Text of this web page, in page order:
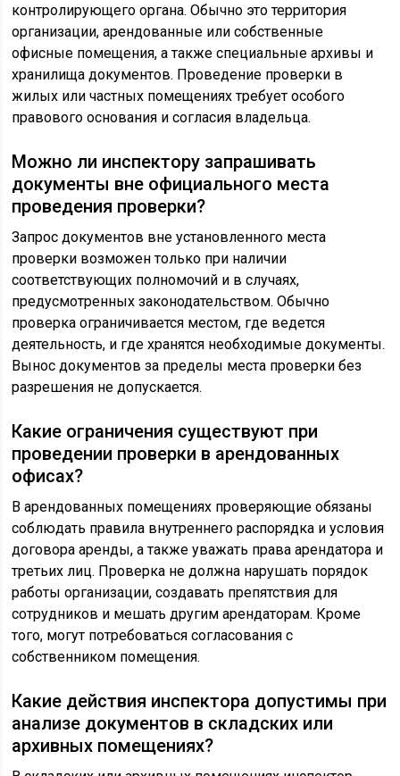
контролирующего органа. Обычно это территория
организации, арендованные или собственные
офисные помещения, а также специальные архивы и
хранилища документов. Проведение проверки в
жилых или частных помещениях требует особого
правового основания и согласия владельца.
Можно ли инспектору запрашивать
документы вне официального места
проведения проверки?
Запрос документов вне установленного места
проверки возможен только при наличии
соответствующих полномочий и в случаях,
предусмотренных законодательством. Обычно
проверка ограничивается местом, где ведется
деятельность, и где хранятся необходимые документы.
Вынос документов за пределы места проверки без
разрешения не допускается.
Какие ограничения существуют при
проведении проверки в арендованных
офисах?
В арендованных помещениях проверяющие обязаны
соблюдать правила внутреннего распорядка и условия
договора аренды, а также уважать права арендатора и
третьих лиц. Проверка не должна нарушать порядок
работы организации, создавать препятствия для
сотрудников и мешать другим арендаторам. Кроме
того, могут потребоваться согласования с
собственником помещения.
Какие действия инспектора допустимы при
анализе документов в складских или
архивных помещениях?